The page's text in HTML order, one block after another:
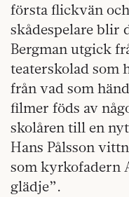
första flickvän
skådespelare blir
Bergman utgick
teaterskolad som
från vad som
filmer föds av
skolåren till en
Hans Pålsson
som kyrkofadern
glädje”.